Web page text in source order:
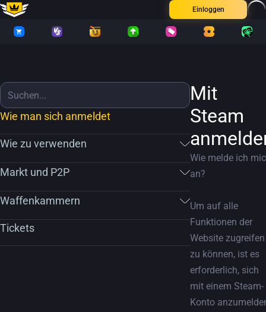
Einloggen
Wie man sich anmeldet
Wie zu verwenden
Markt und P2P
Waffenkammern
Tickets
Mit
Steam
Wie melde ich
an?
Um auf alle
Funktionen der
Website zugreifen
zu können, ist es
erforderlich, sich
mit einem Steam-
Konto